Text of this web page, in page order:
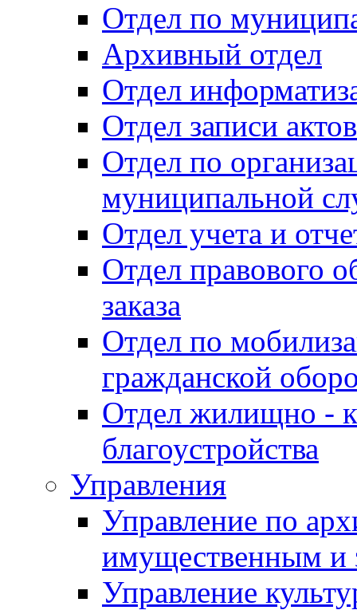
Отдел по
Архивный отдел
Отдел
Отдел записи
Отдел по
муниципальной
Отдел учета и
Отдел правового
заказа
Отдел по
гражданской
Отдел жилищно -
благоустройства
Управления
Управление по
имущественным и
Управление